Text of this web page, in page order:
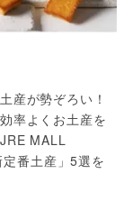
産が勢ぞろい！
率よくお土産を
MALL
番土産」5選を